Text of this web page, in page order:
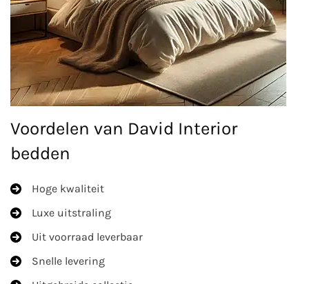
Voordelen van David Interior
bedden
Hoge kwaliteit
Luxe uitstraling
Uit voorraad leverbaar
Snelle levering